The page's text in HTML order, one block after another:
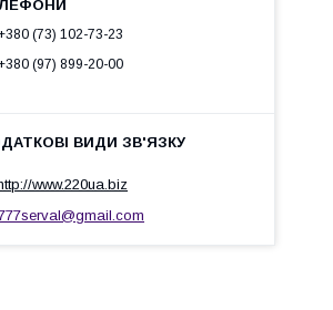
(73) 102-73-23
(97) 899-20-00
www.220ua.biz